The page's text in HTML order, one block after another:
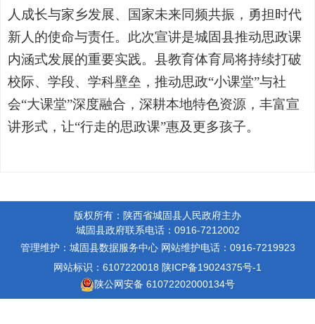
人成长与家乡发展、国家未来同频共振，勇担时代
新人的使命与责任。 此次宣讲是城固县推动思政课
内涵式发展的重要实践。县教育体育局将持续打破
校际、学段、学科壁垒，推动思政“小课堂”与社
会“大课堂”深度融合，深耕本地特色资源，丰富宣
讲形式，让“行走的思政课”惠及更多孩子。
版权所有：陕西省城固县人民政府主办
城固县政府联系电话：0916-7212002
管理维护：城固县数据服务中心 网站维护电话：0916-7219923
网站标识：6107220018 陕ICP备19024375号-1
陕公网安备 61072202000134号